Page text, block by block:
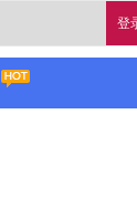
登